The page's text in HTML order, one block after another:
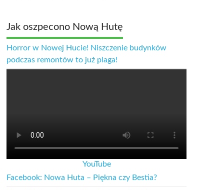
Jak oszpecono Nową Hutę
Horror w Nowej Hucie! Niszczenie budynków
podczas remontów to już plaga!
YouTube
Facebook: Nowa Huta – Piękna czy Bestia?